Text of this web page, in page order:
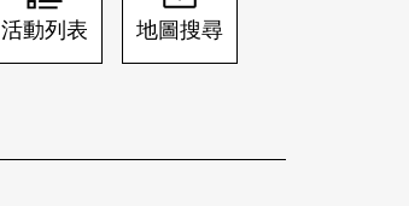
活動列表 地圖搜尋